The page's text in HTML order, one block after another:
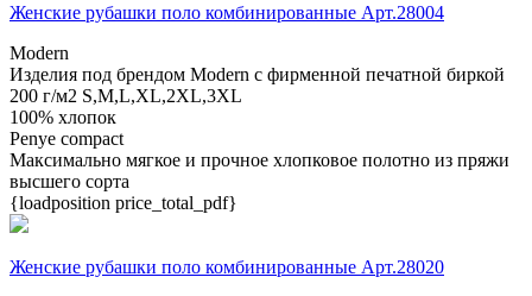
Женские рубашки поло комбинированные Арт.28004
Modern
Изделия под брендом Modern с фирменной печатной биркой
200 г/м2 S,M,L,XL,2XL,3XL
100% хлопок
Penye compact
Максимально мягкое и прочное хлопковое полотно из пряжи
высшего сорта
{loadposition price_total_pdf}
Женские рубашки поло комбинированные Арт.28020